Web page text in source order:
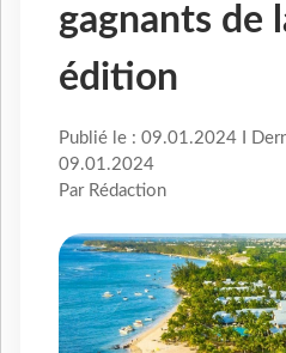
gagnants de
édition
Publié le : 09.01.2024 I
09.01.2024
Par Rédaction